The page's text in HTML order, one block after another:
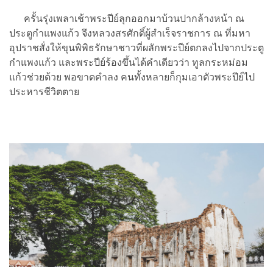
ครั้นรุ่งเพลาเช้าพระปีย์ลุกออกมาบ้วนปากล้างหน้า ณ
ประตูกำแพงแก้ว จึงหลวงสรศักดิ์ผู้สำเร็จราชการ ณ ที่มหา
อุปราชสั่งให้ขุนพิพิธรักษาชาวที่ผลักพระปีย์ตกลงไปจากประตู
กำแพงแก้ว และพระปีย์ร้องขึ้นได้คำเดียวว่า ทูลกระหม่อม
แก้วช่วยด้วย พอขาดคำลง คนทั้งหลายก็กุมเอาตัวพระปีย์ไป
ประหารชีวิตตาย